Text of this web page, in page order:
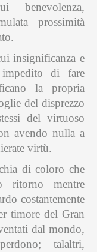
benevolenza,
prossimità
insignificanza e
di fare
la propria
del disprezzo
del virtuoso
avendo nulla a
virtù.
di coloro che
mentre
costantemente
timore del Gran
dal mondo,
talaltri,